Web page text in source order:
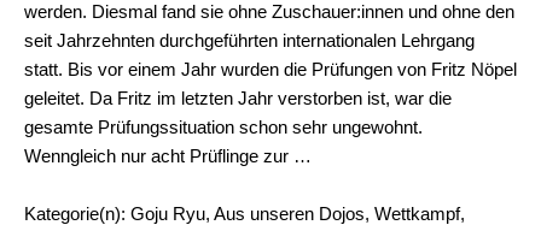
werden. Diesmal fand sie ohne Zuschauer:innen und ohne den
seit Jahrzehnten durchgeführten internationalen Lehrgang
statt. Bis vor einem Jahr wurden die Prüfungen von Fritz Nöpel
geleitet. Da Fritz im letzten Jahr verstorben ist, war die
gesamte Prüfungssituation schon sehr ungewohnt.
Wenngleich nur acht Prüflinge zur …
Kategorie(n): Goju Ryu, Aus unseren Dojos, Wettkampf,